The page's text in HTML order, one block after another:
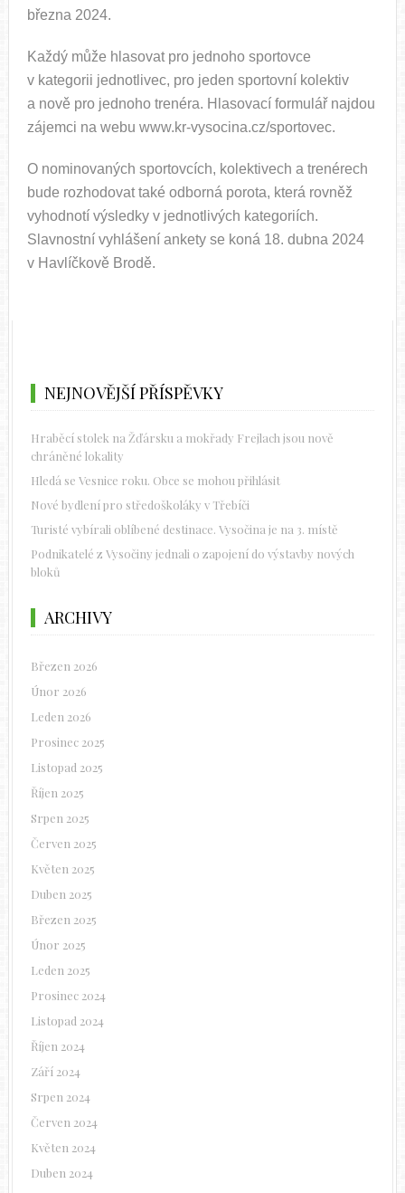
března 2024.
Každý může hlasovat pro jednoho sportovce
v kategorii jednotlivec, pro jeden sportovní kolektiv
a nově pro jednoho trenéra. Hlasovací formulář najdou
zájemci na webu www.kr-vysocina.cz/sportovec.
O nominovaných sportovcích, kolektivech a trenérech
bude rozhodovat také odborná porota, která rovněž
vyhodnotí výsledky v jednotlivých kategoriích.
Slavnostní vyhlášení ankety se koná 18. dubna 2024
v Havlíčkově Brodě.
NEJNOVĚJŠÍ PŘÍSPĚVKY
Hraběcí stolek na Žďársku a mokřady Frejlach jsou nově
chráněné lokality
Hledá se Vesnice roku. Obce se mohou přihlásit
Nové bydlení pro středoškoláky v Třebíči
Turisté vybírali oblíbené destinace. Vysočina je na 3. místě
Podnikatelé z Vysočiny jednali o zapojení do výstavby nových
bloků
ARCHIVY
Březen 2026
Únor 2026
Leden 2026
Prosinec 2025
Listopad 2025
Říjen 2025
Srpen 2025
Červen 2025
Květen 2025
Duben 2025
Březen 2025
Únor 2025
Leden 2025
Prosinec 2024
Listopad 2024
Říjen 2024
Září 2024
Srpen 2024
Červen 2024
Květen 2024
Duben 2024